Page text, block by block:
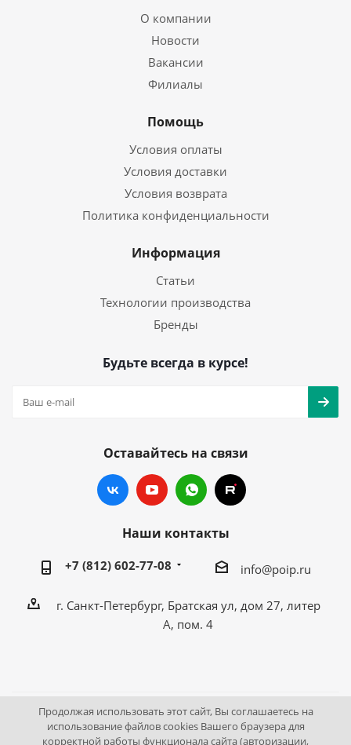
О компании
Новости
Вакансии
Филиалы
Помощь
Условия оплаты
Условия доставки
Условия возврата
Политика конфиденциальности
Информация
Статьи
Технологии производства
Бренды
Будьте всегда в курсе!
Оставайтесь на связи
Наши контакты
+7 (812) 602-77-08 info@poip.ru
г. Санкт-Петербург, Братская ул, дом 27, литер
А, пом. 4
2009 - 2026 © Промышленное оборудование Интернет
Продолжая использовать этот сайт, Вы соглашаетесь на
использование файлов cookies Вашего браузера для
корректной работы функционала сайта (авторизации,